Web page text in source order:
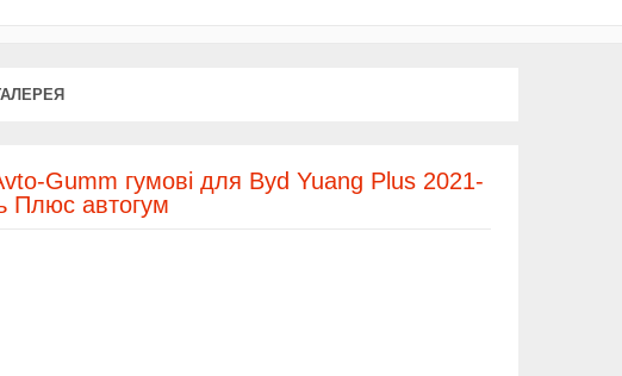
Gumm гумові для Byd Yuang Plus 2021-
Плюс автогум